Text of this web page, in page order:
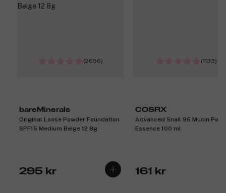
(2656)
bareMinerals
Original Loose Powder Foundation
SPF15 Medium Beige 12 8g
295 kr
(1133)
COSRX
Advanced Snail 96 Mucin
Essence 100 ml
161 kr